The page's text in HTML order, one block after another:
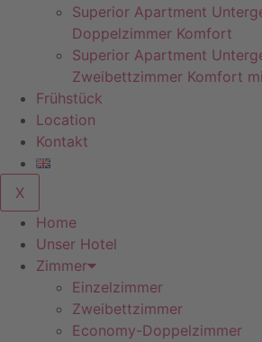
Superior Apartment
Doppelzimmer Komfort
Superior Apartment
Zweibettzimmer Komfort
Frühstück
Location
Kontakt
X
Home
Unser Hotel
Zimmer
Einzelzimmer
Zweibettzimmer
Economy-Doppelzimmer